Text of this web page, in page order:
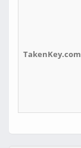
TakenKey.com